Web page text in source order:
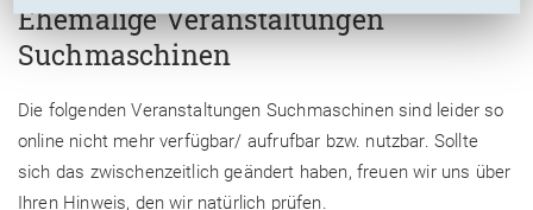
Ehemalige Veranstaltungen
Suchmaschinen
Die folgenden Veranstaltungen Suchmaschinen sind leider so
online nicht mehr verfügbar/ aufrufbar bzw. nutzbar. Sollte
sich das zwischenzeitlich geändert haben, freuen wir uns über
Ihren Hinweis, den wir natürlich prüfen.